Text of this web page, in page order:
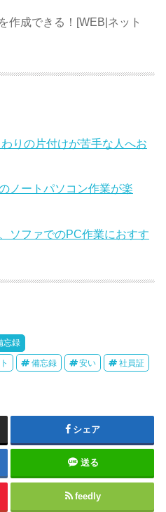
作成できる！[WEB|ネット
りの片付けが苦手な人へお
ノートパソコン作業が楽
ソファでのPC作業におすす
忘録
備忘録 安い 社員証
シェア
送る
feedly